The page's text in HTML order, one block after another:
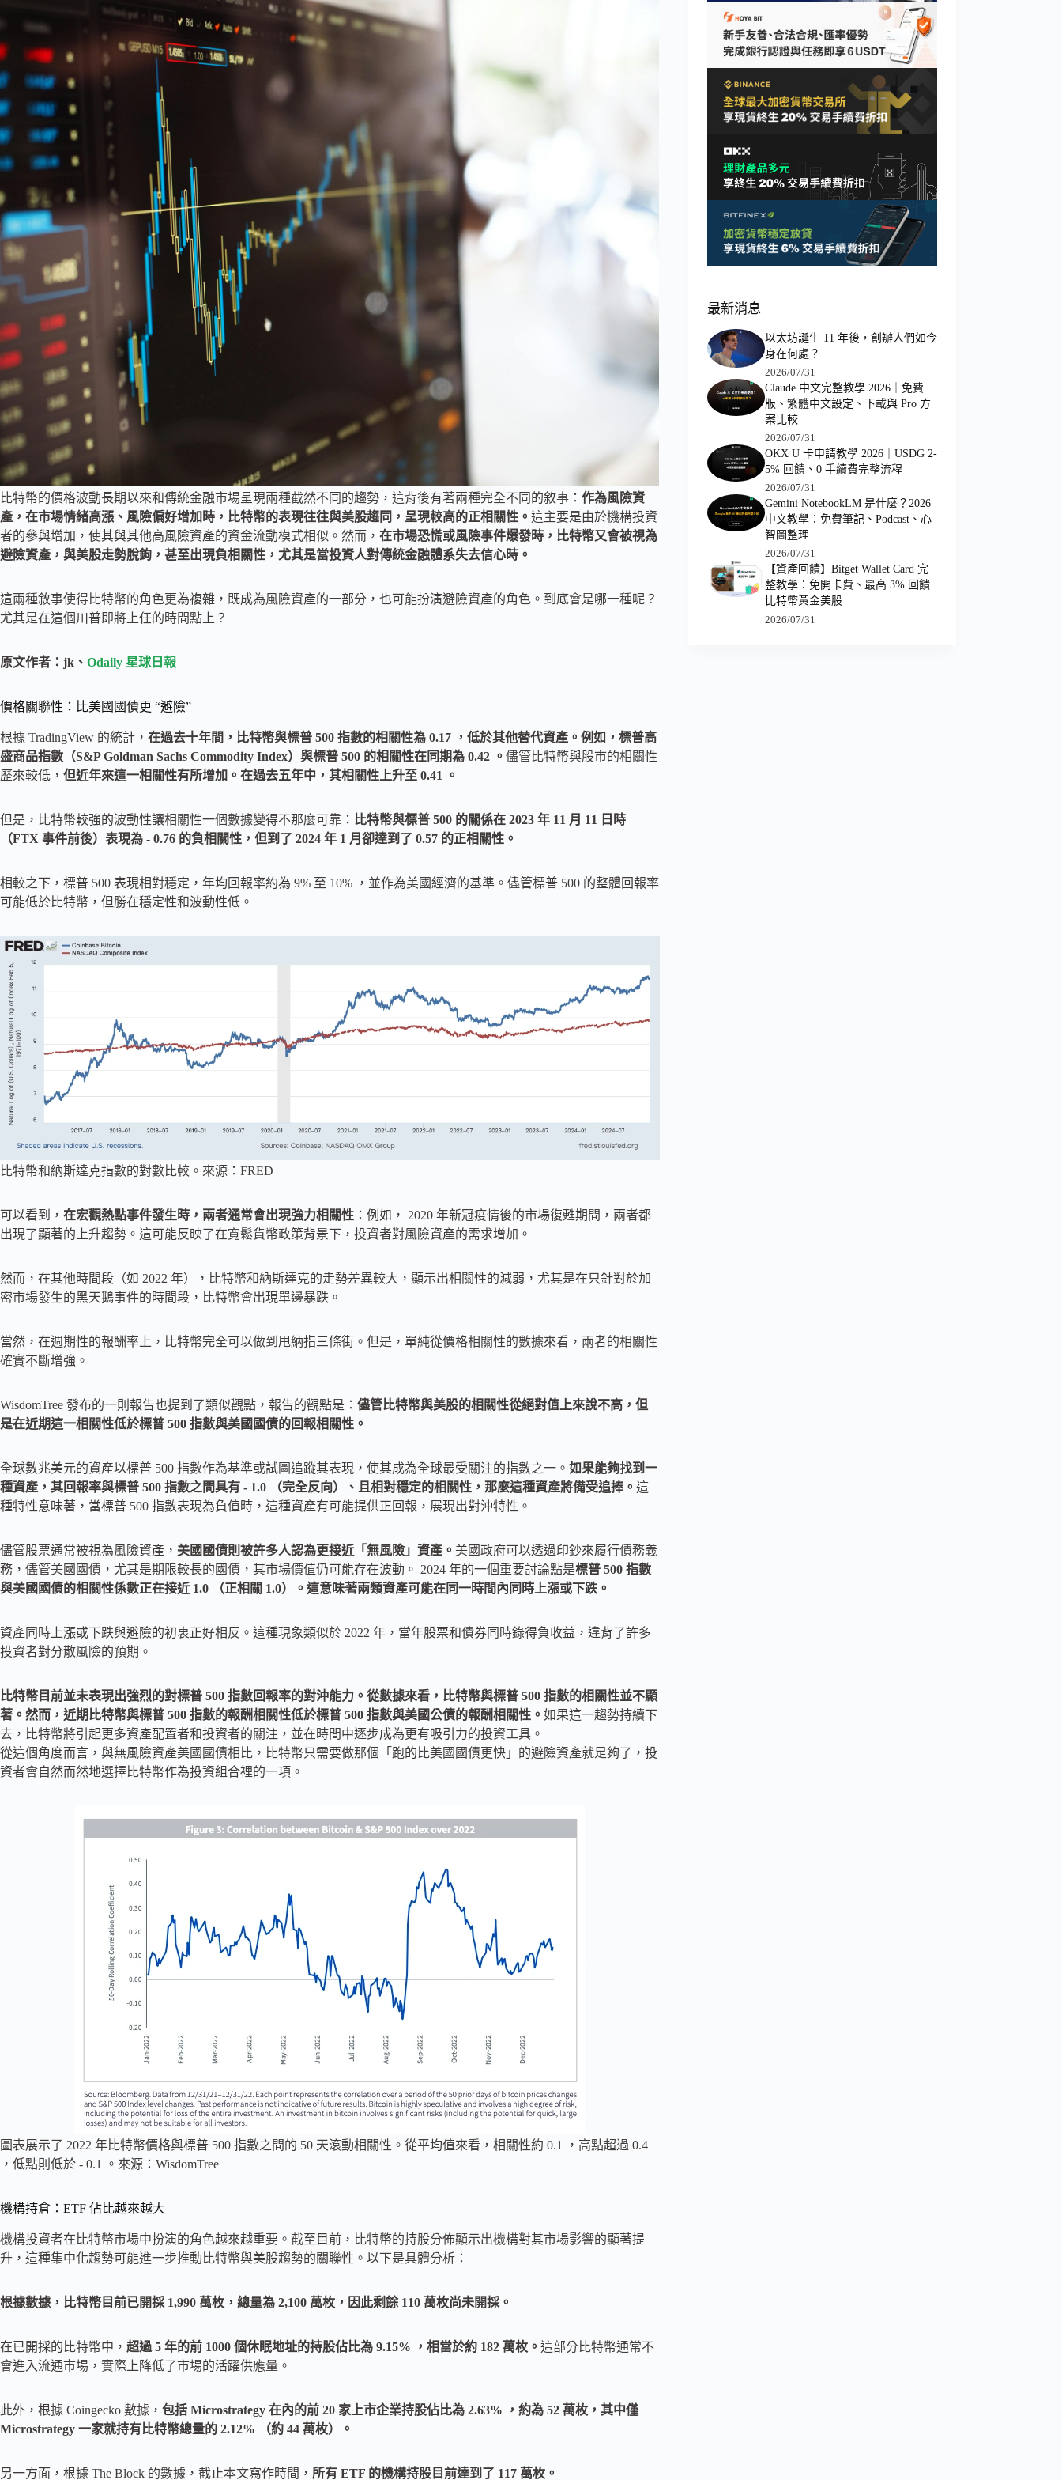
比特幣的價格波動長期以來和傳統金融市場呈現兩種截然不同的趨勢，這背後有著兩種完全不同的敘事： 作為風險資
產，在市場情緒高漲、風險偏好增加時，比特幣的表現往往與美股趨同，呈現較高的正相關性。 這主要是由於機構投資
者的參與增加，使其與其他高風險資產的資金流動模式相似。然而， 在市場恐慌或風險事件爆發時，比特幣又會被視為
避險資產，與美股走勢脫鉤，甚至出現負相關性，尤其是當投資人對傳統金融體系失去信心時。
這兩種敘事使得比特幣的角色更為複雜，既成為風險資產的一部分，也可能扮演避險資產的角色。到底會是哪一種呢？
尤其是在這個川普即將上任的時間點上？
原文作者：jk、 Odaily 星球日報
價格關聯性：比美國國債更 “避險”
根據 TradingView 的統計， 在過去十年間，比特幣與標普 500 指數的相關性為 0.17 ，低於其他替代資產。例如，標普高
盛商品指數（S&P Goldman Sachs Commodity Index）與標普 500 的相關性在同期為 0.42 。 儘管比特幣與股市的相關性
歷來較低， 但近年來這一相關性有所增加。在過去五年中，其相關性上升至 0.41 。
但是，比特幣較強的波動性讓相關性一個數據變得不那麼可靠：
比特幣與標普 500 的關係在 2023 年 11 月 11 日時
（FTX 事件前後）表現為 - 0.76 的負相關性，但到了 2024 年 1 月卻達到了 0.57 的正相關性。
相較之下，標普 500 表現相對穩定，年均回報率約為 9% 至 10% ，並作為美國經濟的基準。儘管標普 500 的整體回報率
可能低於比特幣，但勝在穩定性和波動性低。
比特幣和納斯達克指數的對數比較。來源：FRED
可以看到， 在宏觀熱點事件發生時，兩者通常會出現強力相關性 ：例如， 2020 年新冠疫情後的市場復甦期間，兩者都
出現了顯著的上升趨勢。這可能反映了在寬鬆貨幣政策背景下，投資者對風險資產的需求增加。
然而，在其他時間段（如 2022 年），比特幣和納斯達克的走勢差異較大，顯示出相關性的減弱，尤其是在只針對於加
密市場發生的黑天鵝事件的時間段，比特幣會出現單邊暴跌。
當然，在週期性的報酬率上，比特幣完全可以做到甩納指三條街。但是，單純從價格相關性的數據來看，兩者的相關性
確實不斷增強。
WisdomTree 發布的一則報告也提到了類似觀點，報告的觀點是： 儘管比特幣與美股的相關性從絕對值上來說不高，但
是在近期這一相關性低於標普 500 指數與美國國債的回報相關性。
全球數兆美元的資產以標普 500 指數作為基準或試圖追蹤其表現，使其成為全球最受關注的指數之一。 如果能夠找到一
種資產，其回報率與標普 500 指數之間具有 - 1.0 （完全反向）、且相對穩定的相關性，那麼這種資產將備受追捧。 這
種特性意味著，當標普 500 指數表現為負值時，這種資產有可能提供正回報，展現出對沖特性。
儘管股票通常被視為風險資產， 美國國債則被許多人認為更接近「無風險」資產。 美國政府可以透過印鈔來履行債務義
務，儘管美國國債，尤其是期限較長的國債，其市場價值仍可能存在波動。 2024 年的一個重要討論點是標普 500 指數
與美國國債的相關性係數正在接近 1.0 （正相關 1.0）。這意味著兩類資產可能在同一時間內同時上漲或下跌。
資產同時上漲或下跌與避險的初衷正好相反。這種現象類似於 2022 年，當年股票和債券同時錄得負收益，違背了許多
投資者對分散風險的預期。
比特幣目前並未表現出強烈的對標普 500 指數回報率的對沖能力。從數據來看，比特幣與標普 500 指數的相關性並不顯
著。然而，近期比特幣與標普 500 指數的報酬相關性低於標普 500 指數與美國公債的報酬相關性。 如果這一趨勢持續下
去，比特幣將引起更多資產配置者和投資者的關注，並在時間中逐步成為更有吸引力的投資工具。
從這個角度而言，與無風險資產美國國債相比，比特幣只需要做那個「跑的比美國國債更快」的避險資產就足夠了，投
資者會自然而然地選擇比特幣作為投資組合裡的一項。
圖表展示了 2022 年比特幣價格與標普 500 指數之間的 50 天滾動相關性。從平均值來看，相關性約 0.1 ，高點超過 0.4
，低點則低於 - 0.1 。來源：WisdomTree
機構持倉：ETF 佔比越來越大
機構投資者在比特幣市場中扮演的角色越來越重要。截至目前，比特幣的持股分佈顯示出機構對其市場影響的顯著提
升，這種集中化趨勢可能進一步推動比特幣與美股趨勢的關聯性。以下是具體分析：
根據數據，比特幣目前已開採 1,990 萬枚，總量為 2,100 萬枚，因此剩餘 110 萬枚尚未開採。
在已開採的比特幣中， 超過 5 年的前 1000 個休眠地址的持股佔比為 9.15% ，相當於約 182 萬枚。 這部分比特幣通常不
會進入流通市場，實際上降低了市場的活躍供應量。
此外，根據 Coingecko 數據， 包括 Microstrategy 在內的前 20 家上市企業持股佔比為 2.63% ，約為 52 萬枚，其中僅
Microstrategy 一家就持有比特幣總量的 2.12% （約 44 萬枚）。
另一方面，根據 The Block 的數據，截止本文寫作時間， 所有 ETF 的機構持股目前達到了 117 萬枚。
最新消息
以太坊誕生 11 年後，創辦人們如今
身在何處？
2026/07/31
Claude 中文完整教學 2026｜免費
版、繁體中文設定、下載與 Pro 方
案比較
2026/07/31
OKX U 卡申請教學 2026｜USDG 2-
5% 回饋、0 手續費完整流程
2026/07/31
Gemini NotebookLM 是什麼？2026
中文教學：免費筆記、Podcast、心
智圖整理
2026/07/31
【資產回饋】Bitget Wallet Card 完
整教學：免開卡費、最高 3% 回饋
比特幣黃金美股
2026/07/31